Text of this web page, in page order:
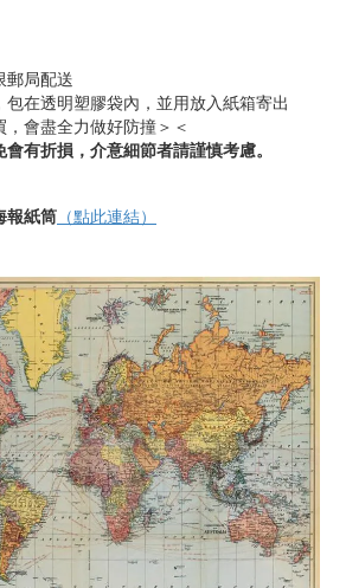
郵局配送
在透明塑膠袋內，並用放入紙箱寄出
會盡全力做好防撞＞＜
有折損，介意細節者請謹慎考慮。
報紙筒 （點此連結）